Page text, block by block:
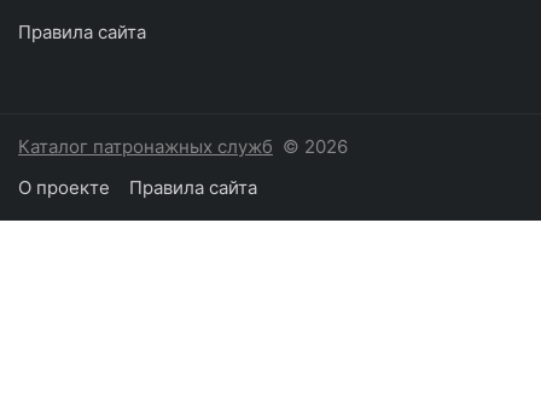
Правила сайта
Каталог патронажных служб © 2026
О проекте
Правила сайта